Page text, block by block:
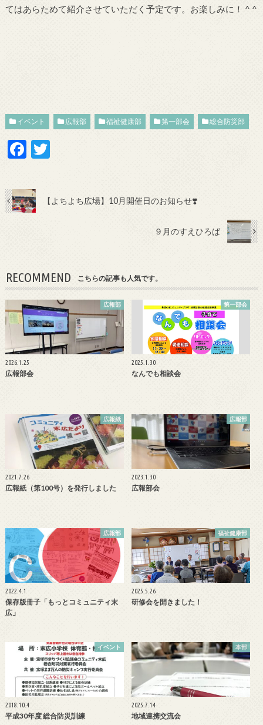
てはあらためて紹介させていただく予定です。お楽しみに！ ^ ^
イベント 広報部 福祉健康部 第一部会 総合防災部
F
e
b
T
er
【よちよち広場】10月開催日のお知らせ❣️
９月のすえひろば
RECOMMEND こちらの記事も人気です。
広報部
2026.1.25
広報部会
第一部会
2025.1.30
なんでも相談会
広報紙
2021.7.26
広報紙（第100号）を発行しました
広報部
2023.1.30
広報部会
広報部
2022.4.1
保存版冊子「もっとコミュニティ末
広」
福祉健康部
2025.5.26
研修会を開きました！
イベント
2018.10.4
平成30年度 総合防災訓練
本部
2025.7.14
地域連携交流会